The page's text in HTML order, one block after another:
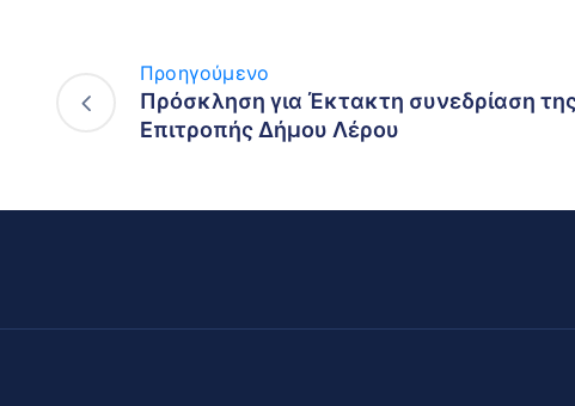
Προηγούμενο
Πρόσκληση για Έκτακτη συνεδρίαση
Επιτροπής Δήμου Λέρου